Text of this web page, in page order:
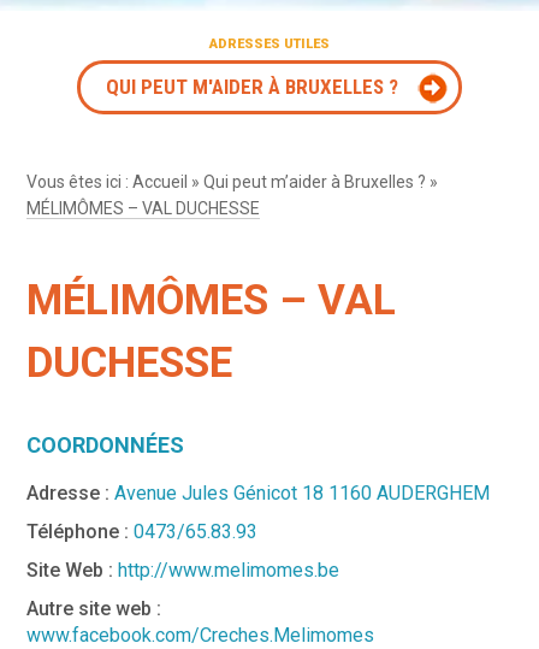
ADRESSES UTILES
QUI PEUT M'AIDER À BRUXELLES ?
Vous êtes ici :Accueil »Qui peut m’aider à Bruxelles ? »
MÉLIMÔMES – VAL DUCHESSE
MÉLIMÔMES – VAL
DUCHESSE
COORDONNÉES
Adresse : Avenue Jules Génicot 18 1160 AUDERGHEM
Téléphone :0473/65.83.93
Site Web : http://www.melimomes.be
Autre site web :
www.facebook.com/Creches.Melimomes